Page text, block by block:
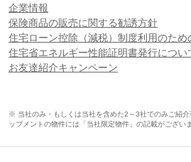
企業情報
保険商品の販売に関する勧誘方針
住宅ローン控除（減税）制度利用のため
住宅省エネルギー性能証明書発行につい
お友達紹介キャンペーン
※ 当社のみ・もしくは当社を含めた2～3社でのみご紹
ップメントの物件には「当社限定物件」の記載がございま